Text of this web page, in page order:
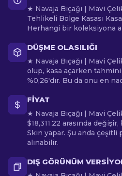
★ Navaja Bıçağı | Mavi
Tehlikeli Bölge Kasası
Herhangi bir koleksiyona
DÜŞME OLASILIĞI
★ Navaja Bıçağı | Mavi
olup, kasa açarken
%0,26'dır. Bu da onu en
FIYAT
★ Navaja Bıçağı | Mavi
$18,311.22 arasında
Skin yapar. Şu anda çeşitli
alınabilir.
DIŞ GÖRÜNÜM